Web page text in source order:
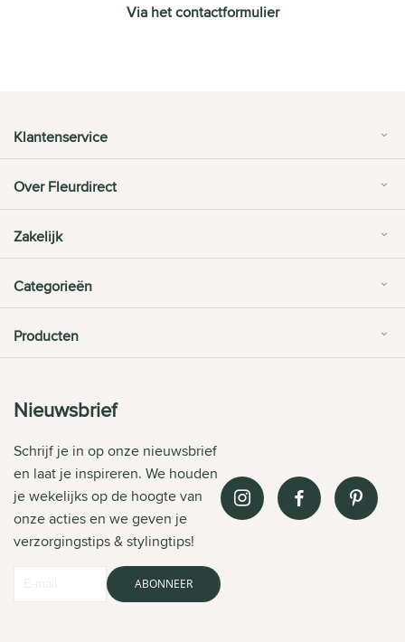
Via het contactformulier
Klantenservice
Over Fleurdirect
Zakelijk
Categorieën
Producten
Nieuwsbrief
Schrijf je in op onze nieuwsbrief
en laat je inspireren. We houden
je wekelijks op de hoogte van
onze acties en we geven je
verzorgingstips & stylingtips!
ABONNEER